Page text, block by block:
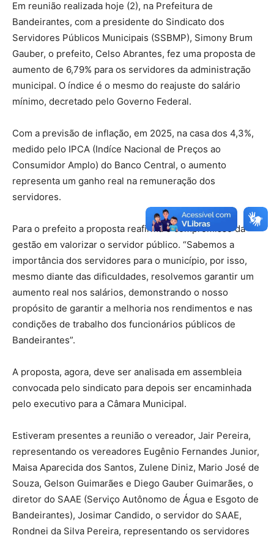
Em reunião realizada hoje (2), na Prefeitura de
Bandeirantes, com a presidente do Sindicato dos
Servidores Públicos Municipais (SSBMP), Simony Brum
Gauber, o prefeito, Celso Abrantes, fez uma proposta de
aumento de 6,79% para os servidores da administração
municipal. O índice é o mesmo do reajuste do salário
mínimo, decretado pelo Governo Federal.
Com a previsão de inflação, em 2025, na casa dos 4,3%,
medido pelo IPCA (Indíce Nacional de Preços ao
Consumidor Amplo) do Banco Central, o aumento
representa um ganho real na remuneração dos
servidores.
Para o prefeito a proposta reafirma o compromisso da
gestão em valorizar o servidor público. “Sabemos a
importância dos servidores para o município, por isso,
mesmo diante das dificuldades, resolvemos garantir um
aumento real nos salários, demonstrando o nosso
propósito de garantir a melhoria nos rendimentos e nas
condições de trabalho dos funcionários públicos de
Bandeirantes”.
A proposta, agora, deve ser analisada em assembleia
convocada pelo sindicato para depois ser encaminhada
pelo executivo para a Câmara Municipal.
Estiveram presentes a reunião o vereador, Jair Pereira,
representando os vereadores Eugênio Fernandes Junior,
Maisa Aparecida dos Santos, Zulene Diniz, Mario José de
Souza, Gelson Guimarães e Diego Gauber Guimarães, o
diretor do SAAE (Serviço Autônomo de Água e Esgoto de
Bandeirantes), Josimar Candido, o servidor do SAAE,
Rondnei da Silva Pereira, representando os servidores